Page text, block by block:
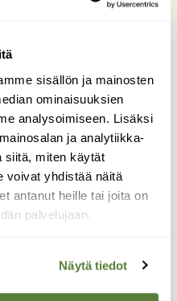
sisällön ja mainosten
ominaisuuksien
analysoimiseen. Lisäksi
ja analytiikka-
siitä, miten käytät
voivat yhdistää näitä
antanut heille tai joita on
palvelujaan.
Näytä tiedot
kehittää
ja kirjoittaa sivuille